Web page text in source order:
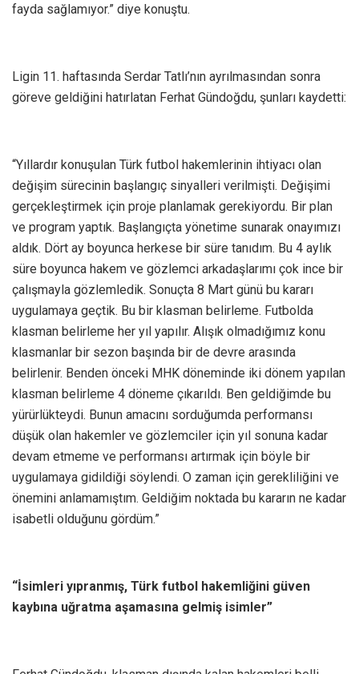
fayda sağlamıyor.” diye konuştu.
Ligin 11. haftasında Serdar Tatlı’nın ayrılmasından sonra
göreve geldiğini hatırlatan Ferhat Gündoğdu, şunları kaydetti:
“Yıllardır konuşulan Türk futbol hakemlerinin ihtiyacı olan
değişim sürecinin başlangıç sinyalleri verilmişti. Değişimi
gerçekleştirmek için proje planlamak gerekiyordu. Bir plan
ve program yaptık. Başlangıçta yönetime sunarak onayımızı
aldık. Dört ay boyunca herkese bir süre tanıdım. Bu 4 aylık
süre boyunca hakem ve gözlemci arkadaşlarımı çok ince bir
çalışmayla gözlemledik. Sonuçta 8 Mart günü bu kararı
uygulamaya geçtik. Bu bir klasman belirleme. Futbolda
klasman belirleme her yıl yapılır. Alışık olmadığımız konu
klasmanlar bir sezon başında bir de devre arasında
belirlenir. Benden önceki MHK döneminde iki dönem yapılan
klasman belirleme 4 döneme çıkarıldı. Ben geldiğimde bu
yürürlükteydi. Bunun amacını sorduğumda performansı
düşük olan hakemler ve gözlemciler için yıl sonuna kadar
devam etmeme ve performansı artırmak için böyle bir
uygulamaya gidildiği söylendi. O zaman için gerekliliğini ve
önemini anlamamıştım. Geldiğim noktada bu kararın ne kadar
isabetli olduğunu gördüm.”
“İsimleri yıpranmış, Türk futbol hakemliğini güven
kaybına uğratma aşamasına gelmiş isimler”